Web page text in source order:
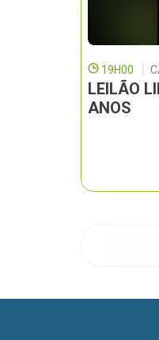
19H00
LEILÃO
ANOS